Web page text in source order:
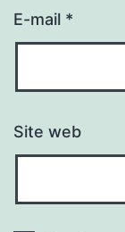
E-mail *
Site web